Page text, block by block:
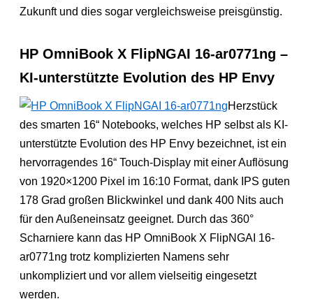
Zukunft und dies sogar vergleichsweise preisgünstig.
HP OmniBook X FlipNGAI 16-ar0771ng –
KI-unterstützte Evolution des HP Envy
Herzstück
des smarten 16“ Notebooks, welches HP selbst als KI-
unterstützte Evolution des HP Envy bezeichnet, ist ein
hervorragendes 16“ Touch-Display mit einer Auflösung
von 1920×1200 Pixel im 16:10 Format, dank IPS guten
178 Grad großen Blickwinkel und dank 400 Nits auch
für den Außeneinsatz geeignet. Durch das 360°
Scharniere kann das HP OmniBook X FlipNGAI 16-
ar0771ng trotz komplizierten Namens sehr
unkompliziert und vor allem vielseitig eingesetzt
werden.